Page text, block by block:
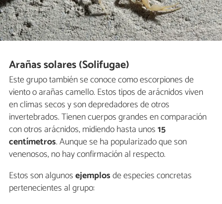
Arañas solares (Solifugae)
Este grupo también se conoce como escorpiones de
viento o arañas camello. Estos tipos de arácnidos viven
en climas secos y son depredadores de otros
invertebrados. Tienen cuerpos grandes en comparación
con otros arácnidos, midiendo hasta unos15
centímetros. Aunque se ha popularizado que son
venenosos, no hay confirmación al respecto.
Estos son algunosejemplosde especies concretas
pertenecientes al grupo: